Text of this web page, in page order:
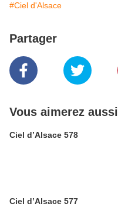
#Ciel d'Alsace
Partager
Vous aimerez aussi
Ciel d’Alsace 578
Ciel d’Alsace 577